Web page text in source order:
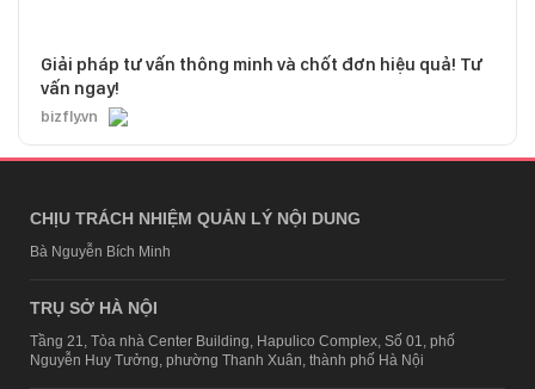
Giải pháp tư vấn thông minh và chốt đơn hiệu quả! Tư
vấn ngay!
bizfly.vn
CHỊU TRÁCH NHIỆM QUẢN LÝ NỘI DUNG
Bà Nguyễn Bích Minh
TRỤ SỞ HÀ NỘI
Tầng 21, Tòa nhà Center Building, Hapulico Complex, Số 01, phố
Nguyễn Huy Tưởng, phường Thanh Xuân, thành phố Hà Nội